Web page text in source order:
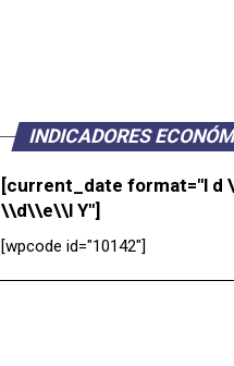
INDICADORES
[current_date format="l d
\\d\\e\\l Y"]
[wpcode id="10142"]